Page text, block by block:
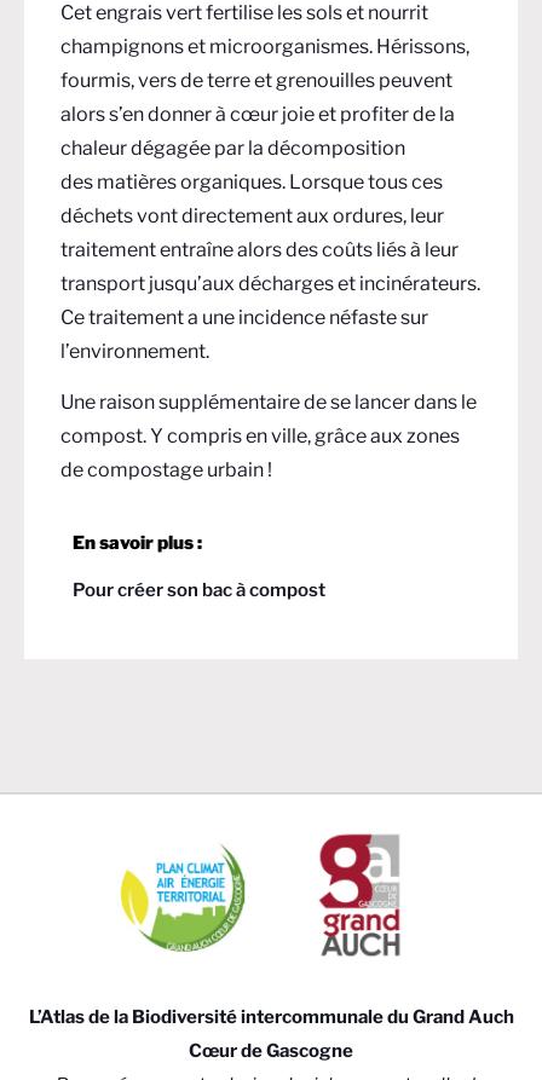
Cet engrais vert fertilise les sols et nourrit
champignons et microorganismes. Hérissons,
fourmis, vers de terre et grenouilles peuvent
alors s’en donner à cœur joie et profiter de la
chaleur dégagée par la décomposition
des matières organiques. Lorsque tous ces
déchets vont directement aux ordures, leur
traitement entraîne alors des coûts liés à leur
transport jusqu’aux décharges et incinérateurs.
Ce traitement a une incidence néfaste sur
l’environnement.
Une raison supplémentaire de se lancer dans le
compost. Y compris en ville, grâce aux zones
de compostage urbain !
En savoir plus :
Pour créer son bac à compost
L’Atlas de la Biodiversité intercommunale du Grand Auch
Cœur de Gascogne